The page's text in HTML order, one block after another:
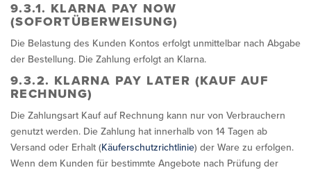
9.3.1. KLARNA PAY NOW
(SOFORTÜBERWEISUNG)
Die Belastung des Kunden Kontos erfolgt unmittelbar nach Abgabe
der Bestellung. Die Zahlung erfolgt an Klarna.
9.3.2. KLARNA PAY LATER (KAUF AUF
RECHNUNG)
Die Zahlungsart Kauf auf Rechnung kann nur von Verbrauchern
genutzt werden. Die Zahlung hat innerhalb von 14 Tagen ab
Versand oder Erhalt (Käuferschutzrichtlinie) der Ware zu erfolgen.
Wenn dem Kunden für bestimmte Angebote nach Prüfung der